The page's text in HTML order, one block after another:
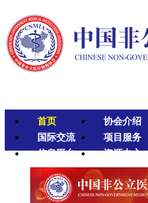
首页 协会介绍
国际交流
项目服务
信息平台
资源中心